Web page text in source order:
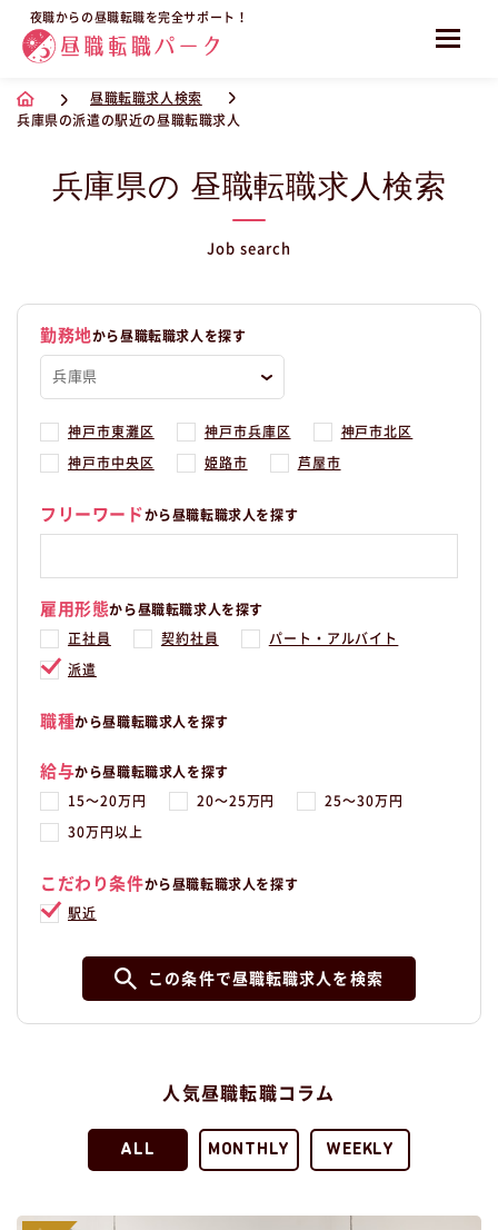
夜職からの昼職転職を完全サポート！
昼職転職求人検索
兵庫県の派遣の駅近の昼職転職求人
兵庫県の 昼職転職求人検索
Job search
勤務地から昼職転職求人を探す
神戸市東灘区 神戸市兵庫区 神戸市北区
神戸市中央区 姫路市 芦屋市
フリーワードから昼職転職求人を探す
雇用形態から昼職転職求人を探す
正社員 契約社員 パート・アルバイト
派遣
職種から昼職転職求人を探す
給与から昼職転職求人を探す
15〜20万円 20〜25万円 25〜30万円
30万円以上
こだわり条件から昼職転職求人を探す
駅近
この条件で昼職転職求人を検索
人気昼職転職コラム
ALL MONTHLY WEEKLY